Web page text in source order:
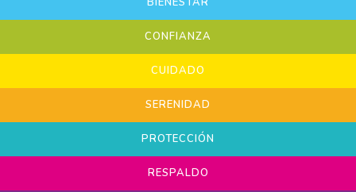
CONFIANZA
CUIDADO
SERENIDAD
PROTECCIÓN
RESPALDO